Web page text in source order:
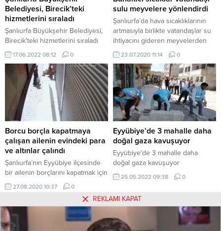
Belediyesi, Birecik’teki
hizmetlerini sıraladı
Şanlıurfa Büyükşehir Belediyesi,
Birecik'teki hizmetlerini sıraladı
17.06.2022 08:12 0
sulu meyvelere yönlendirdi
Şanlıurfa’da hava sıcaklıklarının
artmasıyla birlikte vatandaşlar su
ihtiyacını gideren meyvelerden
karpuza yöneldi.
23.07.2020 11:14 0
Borcu borçla kapatmaya
çalışan ailenin evindeki para
ve altınlar çalındı
Şanlıurfa’nın Eyyübiye ilçesinde
bir ailenin borçlarını kapatmak için
ödünç aldıkları para ve altınlar
bulunmasını istiyor.
27.08.2020 10:37 0
Eyyübiye’de 3 mahalle daha
doğal gaza kavuşuyor
Eyyübiye’de 3 mahalle daha
doğal gaza kavuşuyor
25.05.2022 09:38 0
REKLAMI KAPAT